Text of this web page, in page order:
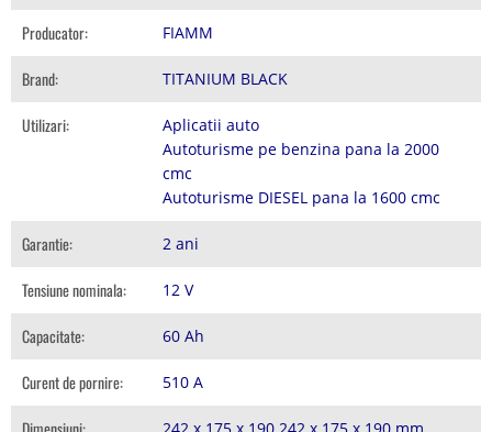
Producator: FIAMM
Brand: TITANIUM BLACK
Utilizari:
Aplicatii auto
Autoturisme pe benzina pana la 2000
cmc
Autoturisme DIESEL pana la 1600 cmc
Garantie: 2 ani
Tensiune nominala: 12 V
Capacitate: 60 Ah
Curent de pornire: 510 A